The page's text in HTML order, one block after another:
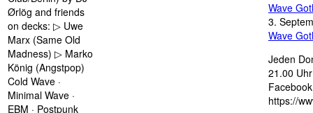
Ørlög and friends
on decks: ▷ Uwe
Marx (Same Old
Madness) ▷ Marko
König (Angstpop)
Cold Wave ·
Minimal Wave ·
EBM · Postpunk
Wave
3.
Wave
Jeden
21.00
https://